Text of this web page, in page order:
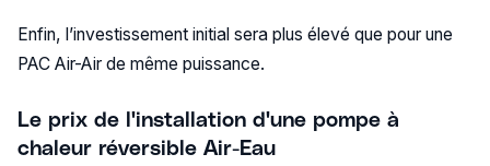
Enfin, l’investissement initial sera plus élevé que pour une
PAC Air-Air de même puissance.
Le prix de l'installation d'une pompe à
chaleur réversibleAir-Eau